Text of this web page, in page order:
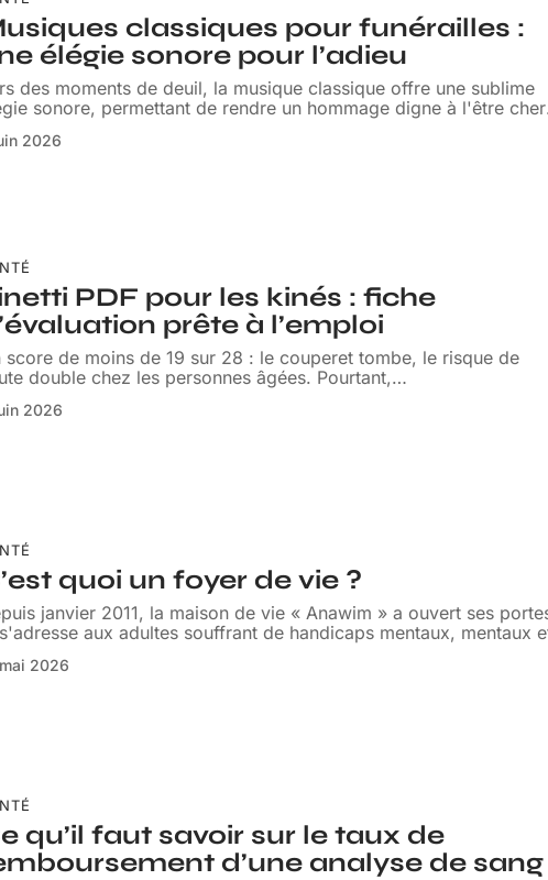
classiques pour funérailles :
élégie sonore pour l’adieu
des moments de deuil, la musique classique offre une sublime
sonore, permettant de rendre un hommage digne à l'être cher
2026
PDF pour les kinés : fiche
prête à l’emploi
score de moins de 19 sur 28 : le couperet tombe, le risque de
double chez les personnes âgées. Pourtant,…
2026
quoi un foyer de vie ?
janvier 2011, la maison de vie « Anawim » a ouvert ses
aux adultes souffrant de handicaps mentaux, mentaux
2026
qu’il faut savoir sur le taux de
d’une analyse de sang